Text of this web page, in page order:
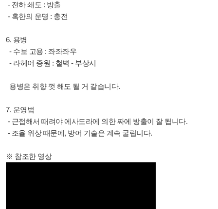
- 전하 쇄도 : 방출
- 혹한의 운명 : 충전
6. 용병
- 수보 고용 : 좌좌좌우
- 라헤어 증원 : 철벽 - 부상시
용병은 취향 껏 해도 될 거 같습니다.
7. 운영법
- 근접해서 때려야 에사도라에 의한 짜에 방출이 잘 됩니다.
- 조율 위상 때문에, 방어 기술은 계속 굴립니다.
※ 참조한 영상